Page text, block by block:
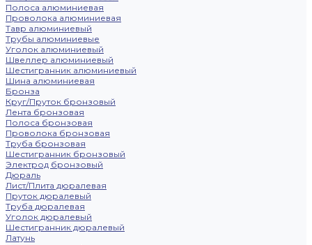
Полоса алюминиевая
Проволока алюминиевая
Тавр алюминиевый
Трубы алюминиевые
Уголок алюминиевый
Швеллер алюминиевый
Шестигранник алюминиевый
Шина алюминиевая
Бронза
Круг/Пруток бронзовый
Лента бронзовая
Полоса бронзовая
Проволока бронзовая
Труба бронзовая
Шестигранник бронзовый
Электрод бронзовый
Дюраль
Лист/Плита дюралевая
Пруток дюралевый
Труба дюралевая
Уголок дюралевый
Шестигранник дюралевый
Латунь